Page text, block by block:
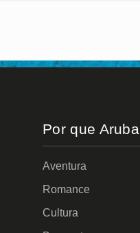
Por que Aruba
Aventura
Romance
Cultura